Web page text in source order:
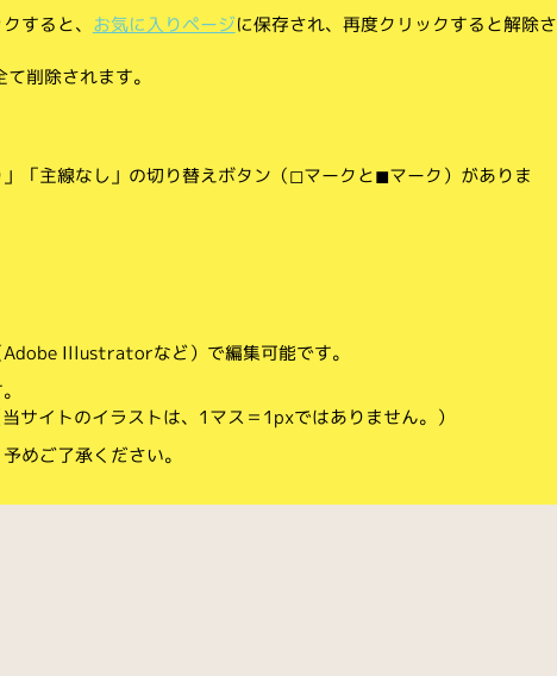
すると、 お気に入りページに保存され、再度クリックすると解除さ
削除されます。
「主線なし」の切り替えボタン（◻︎マークと◼︎マーク）がありま
Illustratorなど）で編集可能です。
サイトのイラストは、1マス＝1pxではありません。）
めご了承ください。